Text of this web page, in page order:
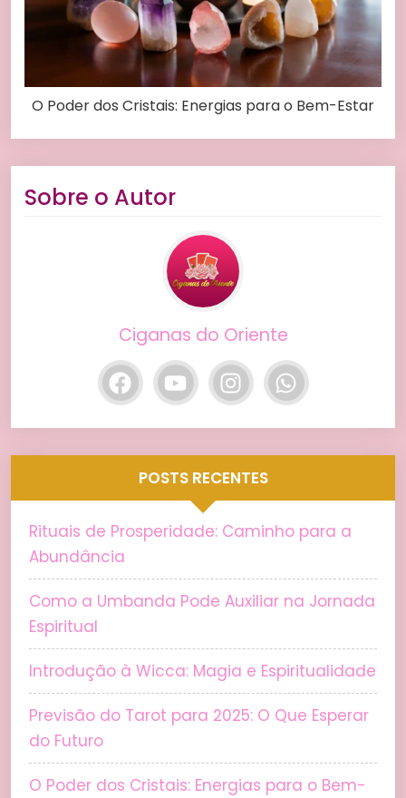
O Poder dos Cristais: Energias para o Bem-Estar
Sobre o Autor
Ciganas do Oriente
POSTS RECENTES
Rituais de Prosperidade: Caminho para a
Abundância
Como a Umbanda Pode Auxiliar na Jornada
Espiritual
Introdução à Wicca: Magia e Espiritualidade
Previsão do Tarot para 2025: O Que Esperar
do Futuro
O Poder dos Cristais: Energias para o Bem-